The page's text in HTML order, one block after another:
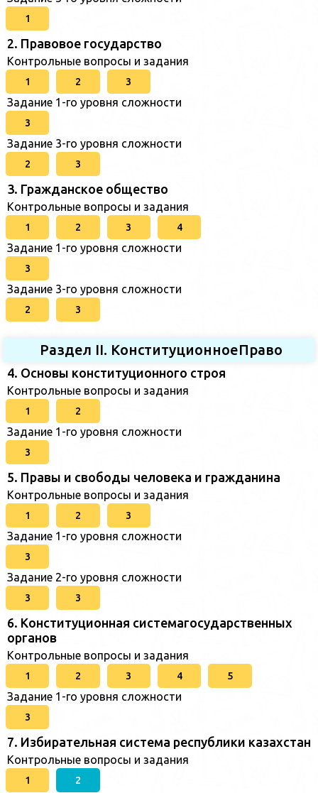
1
2. Правовое государство
Контрольные вопросы и задания
1 2 3
Задание 1-го уровня сложности
3
Задание 3-го уровня сложности
2 3
3. Гражданское общество
Контрольные вопросы и задания
1 2 3 4
Задание 1-го уровня сложности
3
Задание 3-го уровня сложности
2 3
Раздел II. КонституционноеПраво
4. Основы конституционного строя
Контрольные вопросы и задания
1 2
Задание 1-го уровня сложности
3
5. Правы и свободы человека и гражданина
Контрольные вопросы и задания
1 2 3
Задание 1-го уровня сложности
3
Задание 2-го уровня сложности
3 3
6. Конституционная системагосударственных
органов
Контрольные вопросы и задания
1 2 3 4 5
Задание 1-го уровня сложности
3
7. Избирательная система республики казахстан
Контрольные вопросы и задания
1 2